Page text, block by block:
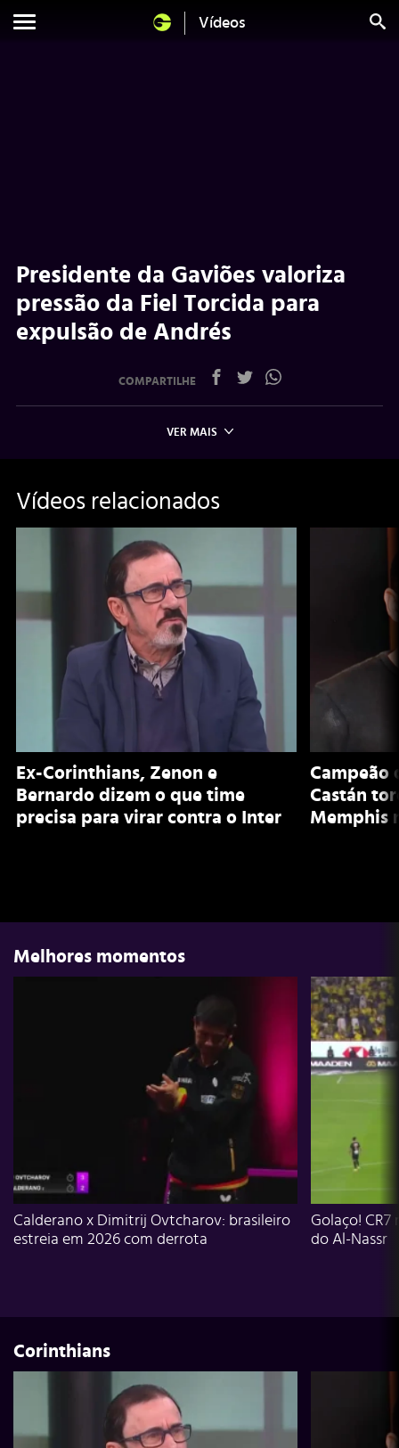
Vídeos
Presidente da Gaviões valoriza
pressão da Fiel Torcida para
expulsão de Andrés
COMPARTILHE
VER MAIS
Vídeos relacionados
Ex-Corinthians, Zenon e
Bernardo dizem o que time
precisa para virar contra o Inter
Campeão
Castán
Memphis
Melhores momentos
Calderano x Dimitrij Ovtcharov: brasileiro
estreia em 2026 com derrota
Golaço!
do Al-Nassr
Corinthians